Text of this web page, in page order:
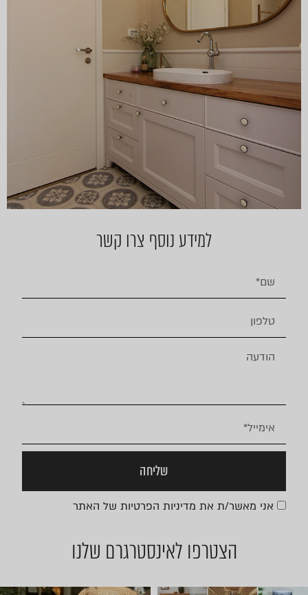
למידע נוסף צרו קשר
אני מאשר/ת את מדיניות הפרטיות של האתר
שליחה
הצטרפו לאינסטרגרם שלנו
יום שישי 🔆 🌈 ניפגש אצלנו ב